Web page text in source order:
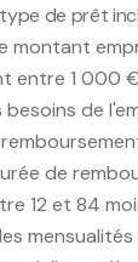
de prêt
montant
entre 1 000
de
de
12 et 84